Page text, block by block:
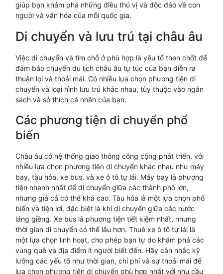
giúp bạn khám phá những điều thú vị và độc đáo về con
người và văn hóa của mỗi quốc gia.
Di chuyển và lưu trú tại châu âu
Việc di chuyển và tìm chỗ ở phù hợp là yếu tố then chốt để
đảm bảo chuyến du lịch châu âu tự túc của bạn diễn ra
thuận lợi và thoải mái. Có nhiều lựa chọn phương tiện di
chuyển và loại hình lưu trú khác nhau, tùy thuộc vào ngân
sách và sở thích cá nhân của bạn.
Các phương tiện di chuyển phổ
biến
Châu âu có hệ thống giao thông công cộng phát triển, với
nhiều lựa chọn phương tiện di chuyển khác nhau như máy
bay, tàu hỏa, xe bus, và xe ô tô tự lái. Máy bay là phương
tiện nhanh nhất để di chuyển giữa các thành phố lớn,
nhưng giá cả có thể khá cao. Tàu hỏa là một lựa chọn phổ
biến và tiện lợi, đặc biệt là khi di chuyển giữa các nước
láng giềng. Xe bus là phương tiện tiết kiệm nhất, nhưng
thời gian di chuyển có thể lâu hơn. Thuê xe ô tô tự lái là
một lựa chọn linh hoạt, cho phép bạn tự do khám phá các
vùng quê và địa điểm ít người biết đến. Hãy cân nhắc kỹ
lưỡng các yếu tố như thời gian, chi phí và sự thoải mái để
lựa chọn phương tiện di chuyển phù hợp nhất với nhu cầu